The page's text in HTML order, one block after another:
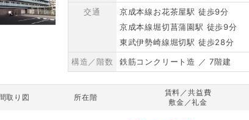
交通
京成本線お花茶屋駅 徒歩9分
京成本線堀切菖蒲園駅 徒歩9分
東武伊勢崎線堀切駅 徒歩28分
構造／階数
鉄筋コンクリート造 ／ 7階建
取り図 所在階
賃料／共益費
敷金／礼金